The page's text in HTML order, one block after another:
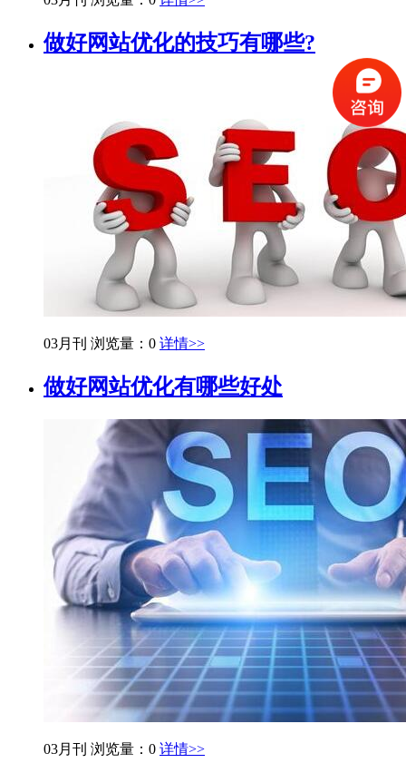
做好网站优化的技巧有哪些?
03月刊 浏览量：0 详情>>
做好网站优化有哪些好处
03月刊 浏览量：0 详情>>